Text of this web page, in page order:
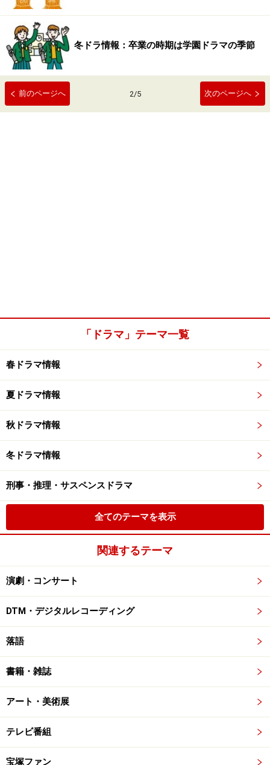
冬ドラ情報：卒業の時期は学園ドラマの季節
前のページへ 2/5 次のページへ
「ドラマ」テーマ一覧
春ドラマ情報
夏ドラマ情報
秋ドラマ情報
冬ドラマ情報
刑事・推理・サスペンスドラマ
全てのテーマを表示
関連するテーマ
演劇・コンサート
DTM・デジタルレコーディング
落語
書籍・雑誌
アート・美術展
テレビ番組
宝塚ファン